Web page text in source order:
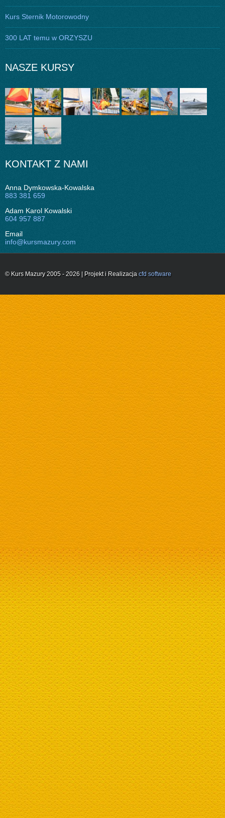
Kurs Sternik Motorowodny
300 LAT temu w ORZYSZU
NASZE KURSY
KONTAKT Z NAMI
Anna Dymkowska-Kowalska
883 381 659
Adam Karol Kowalski
604 957 887
Email
info@kursmazury.com
© Kurs Mazury 2005 - 2026 | Projekt i Realizacja cfd software